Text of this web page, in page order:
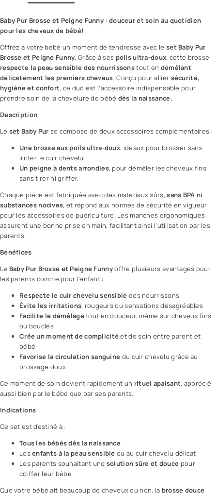
Baby Pur Brosse et Peigne Funny : douceur et soin au quotidien
pour les cheveux de bébé!
Offrez à votre bébé un moment de tendresse avec le set Baby Pur
Brosse et Peigne Funny. Grâce à ses poils ultra-doux, cette brosse
respecte la peau sensible des nourrissonstout en démêlant
délicatement les premiers cheveux. Conçu pour allier sécurité,
hygiène et confort, ce duo est l’accessoire indispensable pour
prendre soin de la chevelure de bébé dès la naissance.
Description
Le set Baby Pur se compose de deux accessoires complémentaires :
Une brosse aux poils ultra-doux, idéaux pour brosser sans
irriter lecuir chevelu.
Un peigne à dents arrondies, pour démêler les cheveux fins
sans tirer ni griffer.
Chaque pièce est fabriquée avec des matériaux sûrs,sans BPA ni
substances nocives, et répond aux normes de sécurité en vigueur
pour les accessoires de puériculture. Les manches ergonomiques
assurent une bonne prise en main, facilitant ainsi l’utilisation par les
parents.
Bénéfices
Le Baby Pur Brosse et Peigne Funnyoffre plusieurs avantages pour
les parents comme pour l’enfant :
Respecte le cuir chevelu sensible des nourrissons
Évite les irritations, rougeurs ou sensations désagréables
Facilite le démêlagetout en douceur, même sur cheveux fins
ou bouclés
Crée un moment de complicitéet de soin entre parent et
bébé
Favorise la circulation sanguine du cuir chevelu grâce au
brossage doux
Ce moment de soin devient rapidement un rituel apaisant, apprécié
aussi bien par le bébé que par ses parents.
Indications
Ce set est destiné à :
Tous les bébés dès la naissance
Lesenfants à la peau sensible ou au cuir chevelu délicat
Les parents souhaitant une solution sûre et douce pour
coiffer leur bébé
Que votre bébé ait beaucoup de cheveux ou non, la brosse douce